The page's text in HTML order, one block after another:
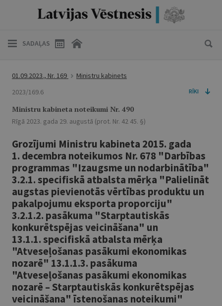
SADAĻAS
01.09.2023., Nr. 169
Ministru kabinets
2023/169.6
RĪKI
Ministru kabineta noteikumi Nr. 490
Rīgā 2023. gada 29. augustā (prot. Nr. 42 45. §)
Grozījumi Ministru kabineta 2015. gada
1. decembra noteikumos Nr. 678 "Darbības
programmas "Izaugsme un nodarbinātība"
3.2.1. specifiskā atbalsta mērķa "Palielināt
augstas pievienotās vērtības produktu un
pakalpojumu eksporta proporciju"
3.2.1.2. pasākuma "Starptautiskās
konkurētspējas veicināšana" un
13.1.1. specifiskā atbalsta mērķa
"Atveseļošanas pasākumi ekonomikas
nozarē" 13.1.1.3. pasākuma
"Atveseļošanas pasākumi ekonomikas
nozarē – Starptautiskās konkurētspējas
veicināšana" īstenošanas noteikumi"